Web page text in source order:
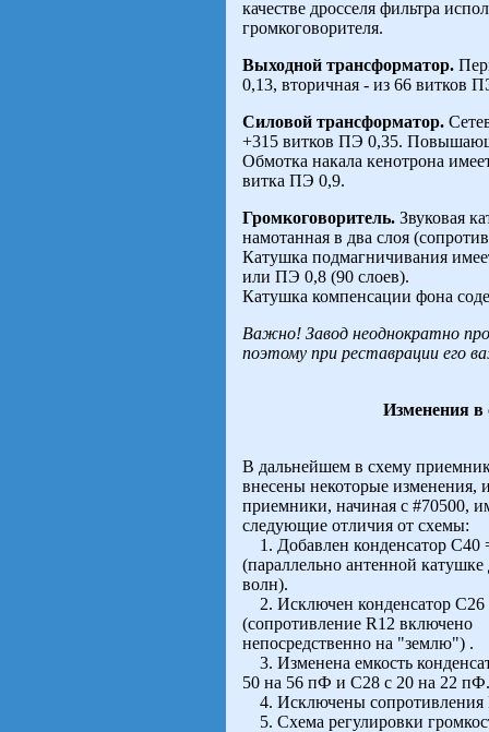
качестве дросселя фильтра
громкоговорителя.
Выходной трансформатор.
0,13, вторичная - из 66 витков
Силовой трансформатор.
+315 витков ПЭ 0,35.
Обмотка накала кенотрона
витка ПЭ 0,9.
Громкоговоритель. Звуковая
намотанная в два слоя
Катушка подмагничивания
или ПЭ 0,8 (90 слоев).
Катушка компенсации фона
Важно! Завод неоднократно
поэтому при реставрации его
Изменения
В дальнейшем в схему
внесены некоторые изменения,
приемники, начиная с #70500,
следующие отличия от схемы:
1. Добавлен конденсатор С40
(параллельно антенной
волн).
2. Исключен конденсатор С26
(сопротивление R12 включено
непосредственно на "землю") .
3. Изменена емкость
50 на 56 пФ и С28 с 20 на 22 пФ.
4. Исключены сопротивления
5. Схема регулировки